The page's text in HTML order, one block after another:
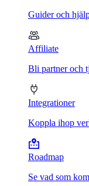
Guider och
Affiliate
Bli partner och
Integrationer
Koppla ihop
Roadmap
Se vad som